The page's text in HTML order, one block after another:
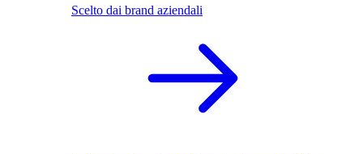
Scelto dai brand aziendali